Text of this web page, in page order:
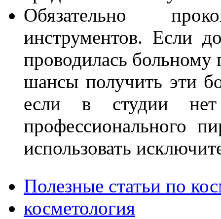
Обязательно
инструментов. Если
проводилась
шансы получить эти
если в студии нет
профессионального
использовать
Полезные статьи по
косметология